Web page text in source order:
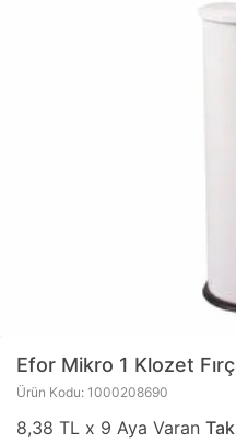
Efor Mikro 1 Klozet
Ürün Kodu: 1000208690
8,38 TL x 9 Aya Varan